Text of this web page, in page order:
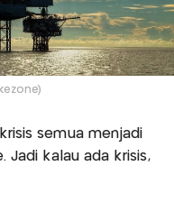
semua menjadi
Jadi kalau ada krisis,